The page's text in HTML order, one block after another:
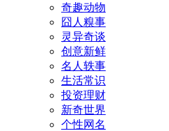
奇趣动物
囧人糗事
灵异奇谈
创意新鲜
名人轶事
生活常识
投资理财
新奇世界
个性网名